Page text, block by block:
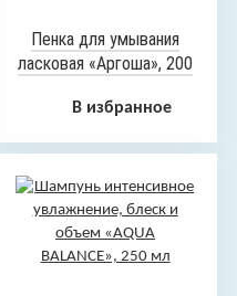
Пенка для умывания
ласковая «Аргоша», 200
В избранное